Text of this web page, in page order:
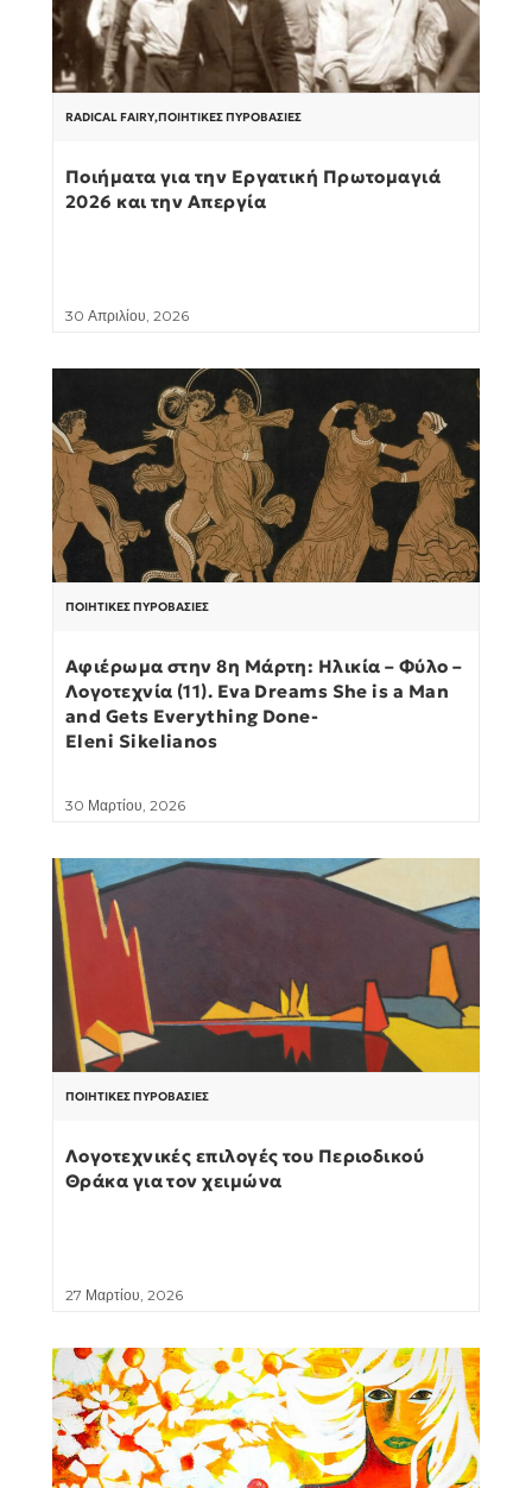
RADICAL FAIRY,ΠΟΙΗΤΙΚΈΣ ΠΥΡΟΒΑΣΊΕΣ
Ποιήματα για την Εργατική Πρωτομαγιά
2026 και την Απεργία
30 Απριλίου, 2026
ΠΟΙΗΤΙΚΈΣ ΠΥΡΟΒΑΣΊΕΣ
Αφιέρωμα στην 8η Μάρτη: Ηλικία – Φύλο –
Λογοτεχνία (11). Eva Dreams She is a Man
and Gets Everything Done-
Eleni Sikelianos
30 Μαρτίου, 2026
ΠΟΙΗΤΙΚΈΣ ΠΥΡΟΒΑΣΊΕΣ
Λογοτεχνικές επιλογές του Περιοδικού
Θράκα για τον χειμώνα
27 Μαρτίου, 2026